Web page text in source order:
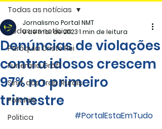
Todas as notícias
Paróquia Cristo Rei
Funerária Gräff
Sind. dos Trab. Rurais
Policiais
Politica
Todas as notícias
Denúncias de violações
contra idosos crescem
97% no primeiro
trimestre
Jornalismo Portal NMT
9 de mai. de 20231 min de leitura
#PortalEstaEmTudo